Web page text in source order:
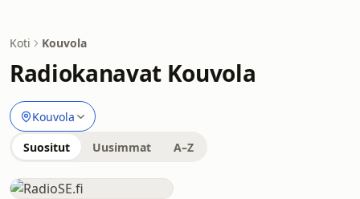
Koti Kouvola
Radiokanavat Kouvola
Kouvola
Suositut Uusimmat A–Z